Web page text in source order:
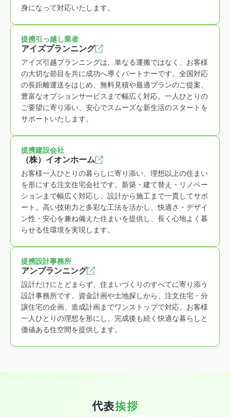
身になって対応いたします。
提携引っ越し業者
アイズプランニング
アイズ引越プランニングは、単なる運搬ではなく、お客様
の大切な節目を共に成功へ導くパートナーです。全国対応
の長距離運送をはじめ、無料見積や最適プランのご提案、
豊富なオプションサービスまで幅広く対応。一人ひとりの
ご要望に寄り添い、安心でスムーズな新生活のスタートを
サポートいたします。
提携建設会社
（株）イオンホーム
お客様一人ひとりの暮らしに寄り添い、理想以上の住まい
を形にする注文住宅会社です。新築・建て替え・リノベー
ションまで幅広く対応し、設計から施工まで一貫してサポ
ート。高い技術力と多彩な工法を活かし、快適さ・デザイ
ン性・安心を兼ね備えた住まいを提供し、長く心地よく暮
らせる住環境を実現します。
提携設計事務所
アンプランニング
設計だけにとどまらず、住まいづくりのすべてに寄り添う
設計事務所です。資金計画や土地探しから、注文住宅・分
譲住宅の企画、造成計画までワンストップで対応。お客様
一人ひとりの理想を形にし、完成後も続く快適な暮らしと
価値ある住空間を提供します。
代表挨拶